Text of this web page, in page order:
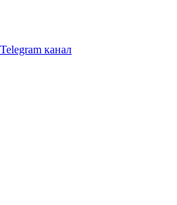
Telegram канал